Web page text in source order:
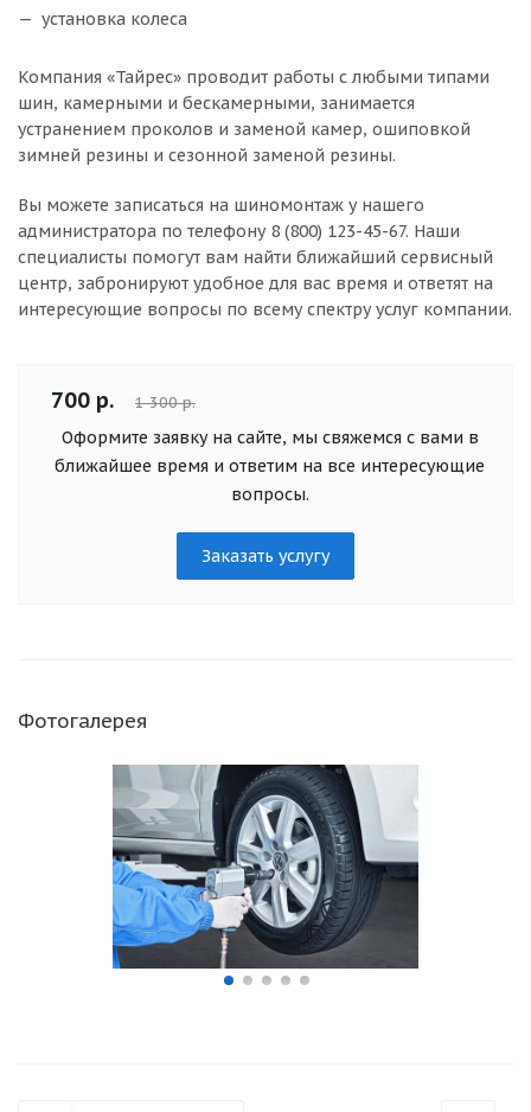
установка колеса
Компания «Тайрес» проводит работы с любыми типами
шин, камерными и бескамерными, занимается
устранением проколов и заменой камер, ошиповкой
зимней резины и сезонной заменой резины.
Вы можете записаться на шиномонтаж у нашего
администратора по телефону 8 (800) 123-45-67. Наши
специалисты помогут вам найти ближайший сервисный
центр, забронируют удобное для вас время и ответят на
интересующие вопросы по всему спектру услуг компании.
700 р. 1 300 р.
Оформите заявку на сайте, мы свяжемся с вами в
ближайшее время и ответим на все интересующие
вопросы.
Заказать услугу
Фотогалерея